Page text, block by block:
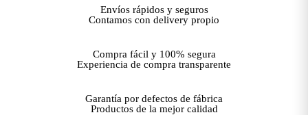
Envíos rápidos y seguros
Contamos con delivery propio
Compra fácil y 100% segura
Experiencia de compra transparente
Garantía por defectos de fábrica
Productos de la mejor calidad